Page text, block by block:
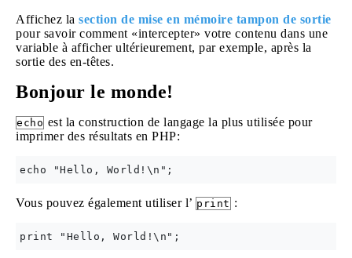
Affichez la section de mise en mémoire tampon de sortie
pour savoir comment «intercepter» votre contenu dans une
variable à afficher ultérieurement, par exemple, après la
sortie des en-têtes.
Bonjour le monde!
echo est la construction de langage la plus utilisée pour
imprimer des résultats en PHP:
Vous pouvez également utiliser l’ print :